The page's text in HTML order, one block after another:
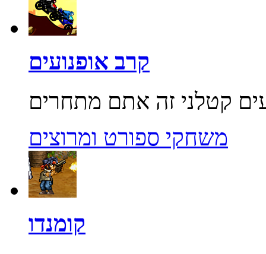
קרב אופנועים
משחקי ספורט ומרוצים
קומנדו